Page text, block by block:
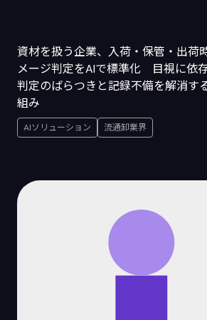
資材を扱う企業、入荷・保管・出荷
メージ判定をAIで標準化 目視に依
判定のばらつきと記録不備を解消す
組み
AIソリューション 流通卸業界